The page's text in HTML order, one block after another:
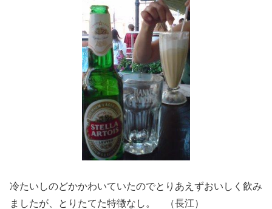
冷たいしのどかかわいていたのでとりあえずおいしく飲み
ましたが、とりたてた特徴なし。 （長江）